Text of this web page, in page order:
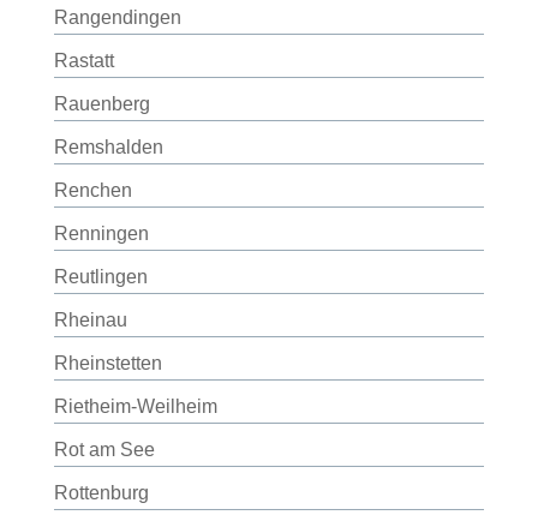
Rangendingen
Rastatt
Rauenberg
Remshalden
Renchen
Renningen
Reutlingen
Rheinau
Rheinstetten
Rietheim-Weilheim
Rot am See
Rottenburg